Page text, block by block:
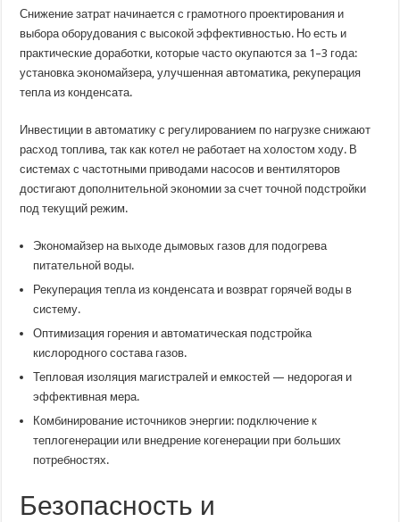
Снижение затрат начинается с грамотного проектирования и
выбора оборудования с высокой эффективностью. Но есть и
практические доработки, которые часто окупаются за 1–3 года:
установка экономайзера, улучшенная автоматика, рекуперация
тепла из конденсата.
Инвестиции в автоматику с регулированием по нагрузке снижают
расход топлива, так как котел не работает на холостом ходу. В
системах с частотными приводами насосов и вентиляторов
достигают дополнительной экономии за счет точной подстройки
под текущий режим.
Экономайзер на выходе дымовых газов для подогрева
питательной воды.
Рекуперация тепла из конденсата и возврат горячей воды в
систему.
Оптимизация горения и автоматическая подстройка
кислородного состава газов.
Тепловая изоляция магистралей и емкостей — недорогая и
эффективная мера.
Комбинирование источников энергии: подключение к
теплогенерации или внедрение когенерации при больших
потребностях.
Безопасность и